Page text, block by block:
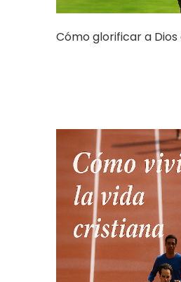
Cómo glorificar a